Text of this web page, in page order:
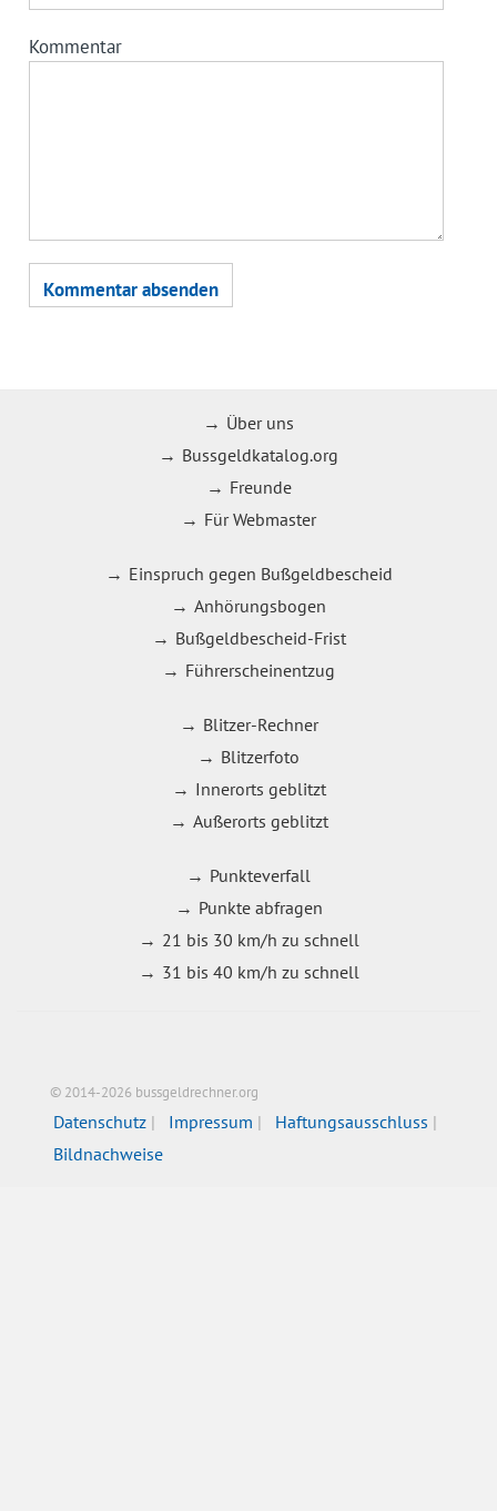
Kommentar
Über uns
Bussgeldkatalog.org
Freunde
Für Webmaster
Einspruch gegen Bußgeldbescheid
Anhörungsbogen
Bußgeldbescheid-Frist
Führerscheinentzug
Blitzer-Rechner
Blitzerfoto
Innerorts geblitzt
Außerorts geblitzt
Punkteverfall
Punkte abfragen
21 bis 30 km/h zu schnell
31 bis 40 km/h zu schnell
© 2014-2026 bussgeldrechner.org
Datenschutz Impressum
Haftungsausschluss
Bildnachweise